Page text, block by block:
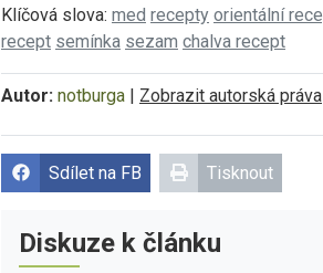
Klíčová slova: med recepty orientální
recept semínka sezam chalva recept
Autor: notburga Zobrazit autorská práva
Sdílet na FB Tisknout
Diskuze k článku